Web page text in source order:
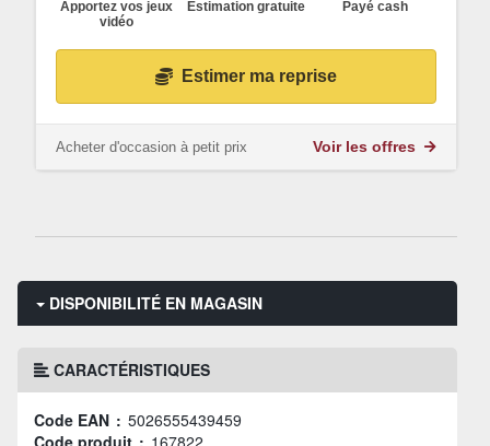
Apportez vos jeux
vidéo
Estimation gratuite Payé cash
Estimer ma reprise
Acheter d'occasion à petit prix Voir les offres
DISPONIBILITÉ EN MAGASIN
CARACTÉRISTIQUES
Code EAN : 5026555439459
Code produit : 167822